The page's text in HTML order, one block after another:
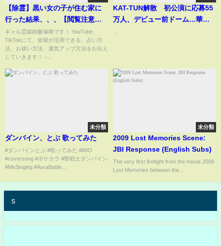
【除霊】黒い女の子が住む家に
行った結果、、、【閲覧注意】
【ギャル霊媒師】
ギャル霊媒師飯塚唯です！ YouTube、
TikTokにて、皆様が活用できる、占い方
法、お祓い方法、運気アップ方法をお伝え
していきます！ ↓...
KAT-TUN解散 初公演に応募55
万人、デビュー前ドーム…華々
未分類
ダンバイン、とぶ 歌ってみた
#ダンバインとぶ #歌ってみた #MIO
#coversong #ポケカラ #聖戦士ダンバイン
#MeSinging #AuraBattle...
未分類
2009 Lost Memories Scene:
JBI Response (English Subs)
The very first firefight from the movie 2009
Lost Memories between the...
s